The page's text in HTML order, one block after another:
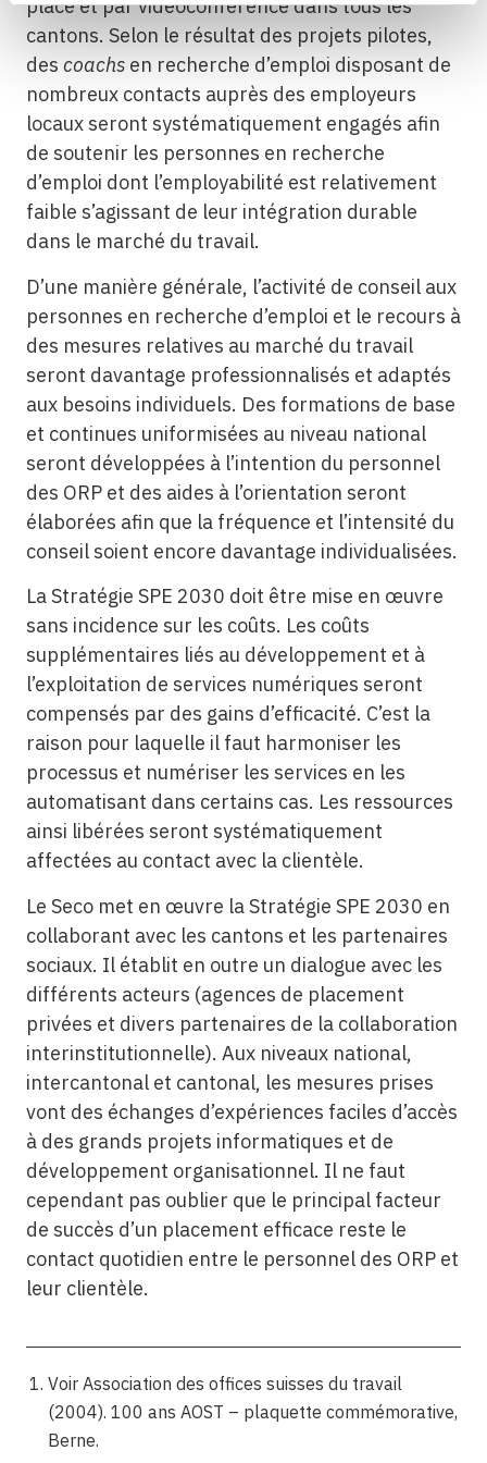
place et par vidéoconférence dans tous les
cantons. Selon le résultat des projets pilotes,
des coachsen recherche d’emploi disposant de
nombreux contacts auprès des employeurs
locaux seront systématiquement engagés afin
de soutenir les personnes en recherche
d’emploi dont l’employabilité est relativement
faible s’agissant de leur intégration durable
dans le marché du travail.
D’une manière générale, l’activité de conseil aux
personnes en recherche d’emploi et le recours à
des mesures relatives au marché du travail
seront davantage professionnalisés et adaptés
aux besoins individuels. Des formations de base
et continues uniformisées au niveau national
seront développées à l’intention du personnel
des ORP et des aides à l’orientation seront
élaborées afin que la fréquence et l’intensité du
conseil soient encore davantage individualisées.
La Stratégie SPE 2030 doit être mise en œuvre
sans incidence sur les coûts. Les coûts
supplémentaires liés au développement et à
l’exploitation de services numériques seront
compensés par des gains d’efficacité. C’est la
raison pour laquelle il faut harmoniser les
processus et numériser les services en les
automatisant dans certains cas. Les ressources
ainsi libérées seront systématiquement
affectées au contact avec la clientèle.
Le Seco met en œuvre la Stratégie SPE 2030 en
collaborant avec les cantons et les partenaires
sociaux. Il établit en outre un dialogue avec les
différents acteurs (agences de placement
privées et divers partenaires de la collaboration
interinstitutionnelle). Aux niveaux national,
intercantonal et cantonal, les mesures prises
vont des échanges d’expériences faciles d’accès
à des grands projets informatiques et de
développement organisationnel. Il ne faut
cependant pas oublier que le principal facteur
de succès d’un placement efficace reste le
contact quotidien entre le personnel des ORP et
leur clientèle.
Voir Association des offices suisses du travail
(2004). 100 ans AOST – plaquette commémorative,
Berne.